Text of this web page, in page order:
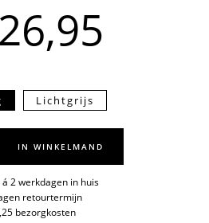
26,95
Lichtgrijs
IN WINKELMAND
á 2 werkdagen in huis
retourtermijn
bezorgkosten